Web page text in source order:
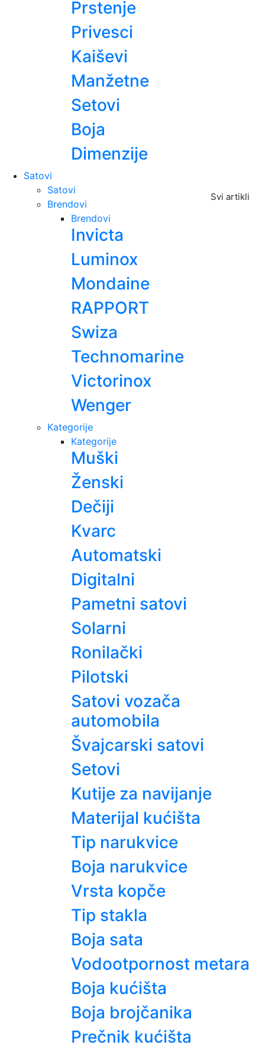
Prstenje
Privesci
Kaiševi
Manžetne
Setovi
Boja
Dimenzije
Satovi
Svi artikli
Satovi
Brendovi
Brendovi
Invicta
Luminox
Mondaine
RAPPORT
Swiza
Technomarine
Victorinox
Wenger
Kategorije
Kategorije
Muški
Ženski
Dečiji
Kvarc
Automatski
Digitalni
Pametni satovi
Solarni
Ronilački
Pilotski
Satovi vozača
automobila
Švajcarski satovi
Setovi
Kutije za navijanje
Materijal kućišta
Tip narukvice
Boja narukvice
Vrsta kopče
Tip stakla
Boja sata
Vodootpornost metara
Boja kućišta
Boja brojčanika
Prečnik kućišta